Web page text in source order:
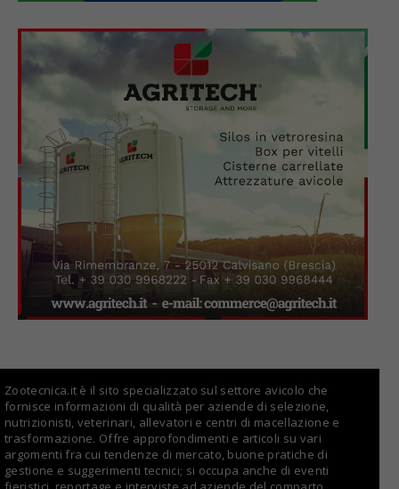
Zootecnica.it è il sito specializzato sul settore avicolo che
fornisce informazioni di qualità per aziende di selezione,
nutrizionisti, veterinari, allevatori e centri di macellazione e
trasformazione. Offre approfondimenti e articoli su vari
argomenti fra cui tendenze di mercato, buone pratiche di
gestione e suggerimenti tecnici; si occupa anche di eventi